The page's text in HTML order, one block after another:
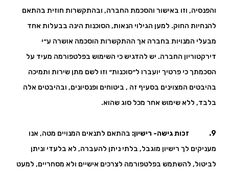
והפנסיה, וזו באישור והסכמת החברה, ובהתקשרות חוזית בהתאם
להנחיות החוק. למען הגילוי הנאות, הסוכנות הינה בבעלות אחד
מבעלי המנויות בחברה אך ההתקשרות הוסכמה אושרה ע״י
דירקטוריון החברה. יש להדגיש כי השימוש בפלטפורמה מעיד על
הסכמתך כי פרטיך יועברו ל״סוכנות״ וזו לשם מתן שירות ותמיכה
בהיבטים המצוינים בסעיף זה , ביטוחים ופנסיונים, ובהיבטים אלה
בלבד, ללא שימוש אחר מכל סוג שהוא.
9. זכות גישה- רישיון:
בהתאם לתנאים המנויים מטה, אנו
מעניקים לך רישיון מוגבל, בלתי ניתן להעברה, לא בלעדי וניתן
לביטול, להשתמש בפלטפורמה לצרכים אישיים ולא מסחריים, למעט